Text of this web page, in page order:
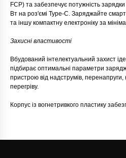
FCP) та забезпечує потужність
Вт на роз'ємі Type-C. Заряджайте
та іншу компактну електроніку за
Захисні властивості
Вбудований інтелектуальний захист
підбирає оптимальні параметри
пристрою від надструмів, перенапруги,
перегріву.
Корпус із вогнетривкого пластику